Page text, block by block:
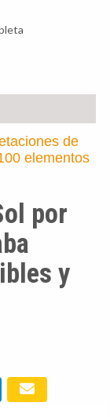
de
elementos
por
y